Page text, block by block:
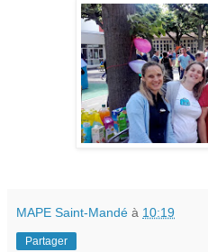
MAPE Saint-Mandé à 10:19
Partager